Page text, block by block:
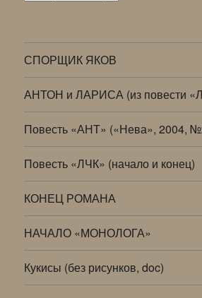
СПОРЩИК ЯКОВ
АНТОН и ЛАРИСА (из повести
Повесть «АНТ» («Нева», 2004,
Повесть «ЛЧК» (начало и конец)
КОНЕЦ РОМАНА
НАЧАЛО «МОНОЛОГА»
Кукисы (без рисунков, doc)